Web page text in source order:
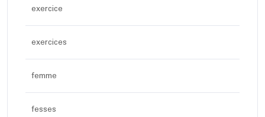
exercice
exercices
femme
fesses